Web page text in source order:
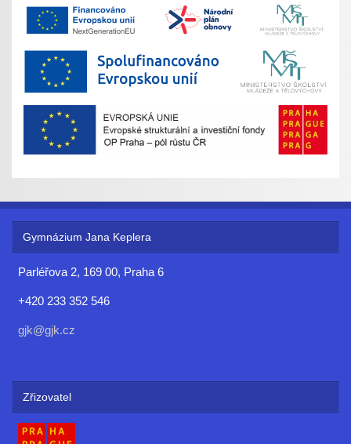
Gymnázium Jana Keplera
Parléřova 2, 169 00, Praha 6
+420 233 352 546
gjk@gjk.cz
Zřizovatel